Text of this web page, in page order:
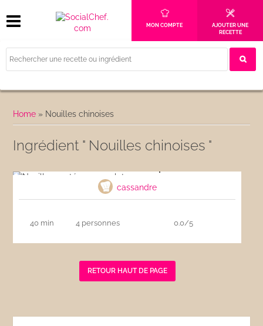
MON COMPTE
AJOUTER UNE
RECETTE
Home » Nouilles chinoises
Ingrédient " Nouilles chinoises "
cassandre
40 min 4 personnes 0.0/5
RETOUR HAUT DE PAGE